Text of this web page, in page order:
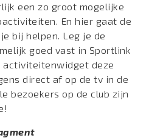
een zo groot mogelijke
En hier gaat de
bij helpen. Leg je de
goed vast in Sportlink
activiteitenwidget deze
direct af op de tv in de
bezoekers op de club zijn